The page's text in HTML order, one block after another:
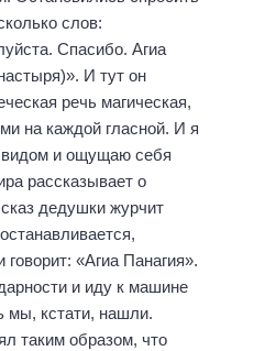
слов:
Спасибо. Агиа
И тут он
речь магическая,
на каждой гласной. И я
и ощущаю себя
рассказывает о
дедушки журчит
говорит: «Агиа Панагия».
и иду к машине
мы, кстати, нашли.
таким образом, что